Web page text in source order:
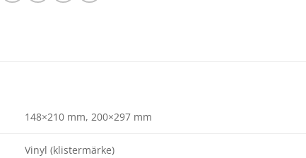
148×210 mm, 200×297 mm
Vinyl (klistermärke)